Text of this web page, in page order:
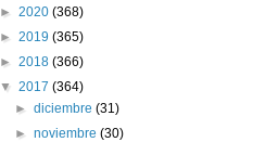
► 2020 (368)
► 2019 (365)
► 2018 (366)
▼ 2017 (364)
►diciembre(31)
►noviembre(30)